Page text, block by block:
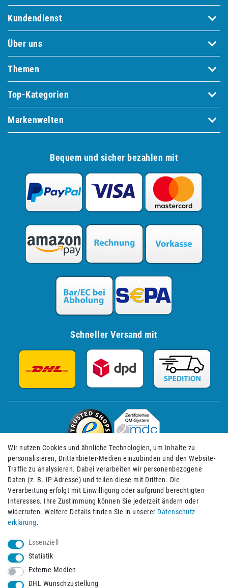
Kundendienst
Über uns
Themen
Top-Kategorien
Markenwelten
Bequem und sicher bezahlen mit
Schneller Versand mit
Impressum Daten­schutz­erklärung AGB
Wir nutzen Cookies und ähnliche Technologien, um Inhalte zu
personalisieren, Drittanbieter-Medien einzubinden und den Website-
Traffic zu analysieren. Dabei verarbeiten wir personenbezogene
Daten (z. B. IP-Adresse) und teilen diese mit Dritten. Die
Verarbeitung erfolgt mit Einwilligung oder aufgrund berechtigten
Interesses. Ihre Zustimmung können Sie jederzeit ändern oder
widerrufen. Weitere Details finden Sie in unserer Daten­schutz­
erklärung.
Essenziell
Statistik
Externe Medien
DHL Wunschzustellung